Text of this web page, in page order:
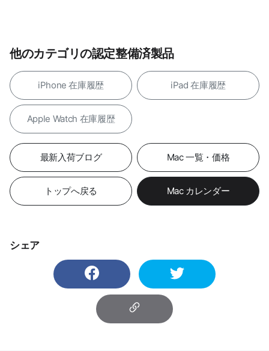
他のカテゴリの認定整備済製品
iPhone 在庫履歴 iPad 在庫履歴
Apple Watch 在庫履歴
最新入荷ブログ Mac 一覧・価格
トップへ戻る Mac カレンダー
シェア